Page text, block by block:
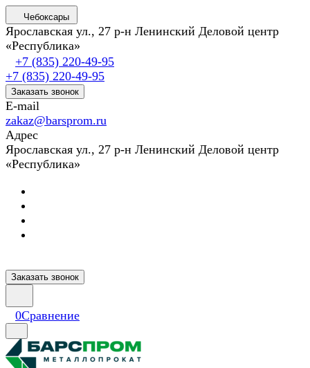
Чебоксары
Ярославская ул., 27 р-н Ленинский Деловой центр
«Республика»
+7 (835) 220-49-95
+7 (835) 220-49-95
Заказать звонок
E-mail
zakaz@barsprom.ru
Адрес
Ярославская ул., 27 р-н Ленинский Деловой центр
«Республика»
Заказать звонок
0Сравнение